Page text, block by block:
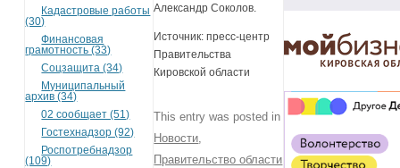
Кадастровые работы
(30)
Финансовая
грамотность (33)
Соцзащита (34)
Муниципальный
архив (34)
02 сообщает (51)
Гостехнадзор (92)
Роспотребнадзор
(109)
Александр Соколов.
Источник: пресс-центр
Правительства
Кировской области
This entry was posted in
Новости
Правительство области